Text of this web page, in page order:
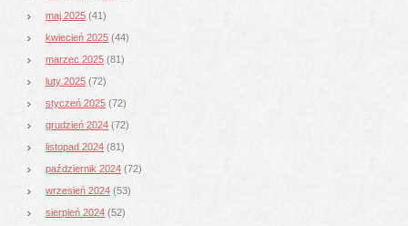
maj 2025 (41)
kwiecień 2025 (44)
marzec 2025 (81)
luty 2025 (72)
styczeń 2025 (72)
grudzień 2024 (72)
listopad 2024 (81)
październik 2024 (72)
wrzesień 2024 (53)
sierpień 2024 (52)